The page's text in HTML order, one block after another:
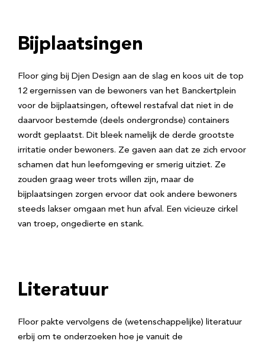
Bijplaatsingen
Floor ging bij Djen Design aan de slag en koos uit de top
12 ergernissen van de bewoners van het Banckertplein
voor de bijplaatsingen, oftewel restafval dat niet in de
daarvoor bestemde (deels ondergrondse) containers
wordt geplaatst. Dit bleek namelijk de derde grootste
irritatie onder bewoners. Ze gaven aan dat ze zich ervoor
schamen dat hun leefomgeving er smerig uitziet. Ze
zouden graag weer trots willen zijn, maar de
bijplaatsingen zorgen ervoor dat ook andere bewoners
steeds lakser omgaan met hun afval. Een vicieuze cirkel
van troep, ongedierte en stank.
Literatuur
Floor pakte vervolgens de (wetenschappelijke) literatuur
erbij om te onderzoeken hoe je vanuit de